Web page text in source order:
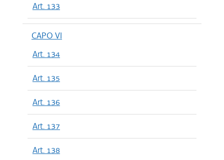
Art. 133
CAPO VI
Art. 134
Art. 135
Art. 136
Art. 137
Art. 138